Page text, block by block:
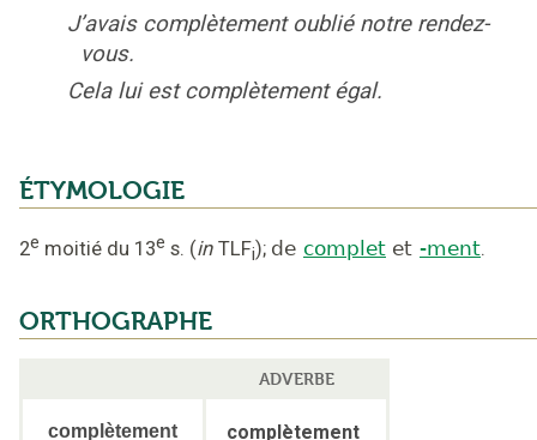
J’avais complètement oublié notre rendez-
vous.
Cela lui est complètement égal.
ÉTYMOLOGIE
2e moitié du 13e s. (in TLFi); de complet et -ment.
ORTHOGRAPHE
ADVERBE
complètement complètement